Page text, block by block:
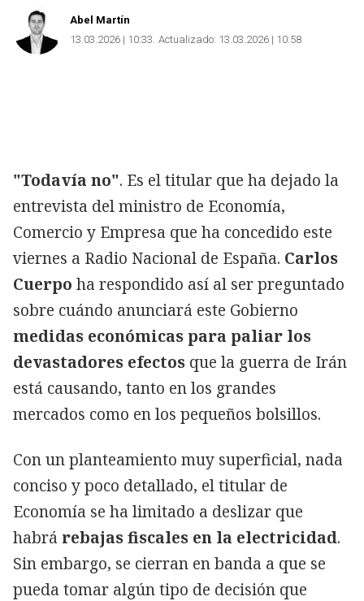
Abel Martín
13.03.2026 | 10:33 Actualizado: 13.03.2026 | 10:58
"Todavía no". Es el titular que ha dejado la
entrevista del ministro de Economía,
Comercio y Empresa que ha concedido este
viernes a Radio Nacional de España. Carlos
Cuerpo ha respondido así al ser preguntado
sobre cuándo anunciará este Gobierno
medidas económicas para paliar los
devastadores efectos que la guerra de Irán
está causando, tanto en los grandes
mercados como en los pequeños bolsillos.
Con un planteamiento muy superficial, nada
conciso y poco detallado, el titular de
Economía se ha limitado a deslizar que
habrá rebajas fiscales en la electricidad.
Sin embargo, se cierran en banda a que se
pueda tomar algún tipo de decisión que